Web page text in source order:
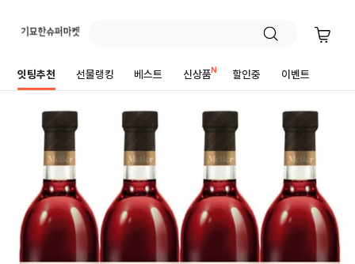
잇팅추천 선물랭킹 베스트 신상품 할인중 이벤트